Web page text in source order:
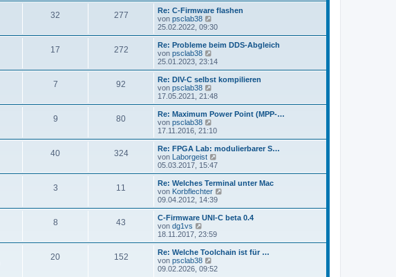
g
r
B
e
i
t
r
a
g
s
r
B
t
r
32 277
Re: C-Firmware flashen
von psclab38
e
u
e
t
r
B
e
i
r
g
25.02.2022, 09:30
17 272
Re: Probleme beim DDS-Abgleich
von psclab38
e
u
e
t
r
B
e
i
r
a
g
25.01.2023, 23:14
7 92
Re: DIV-C selbst kompilieren
von psclab38
e
u
e
t
B
e
i
r
a
g
17.05.2021, 21:48
9 80
Re: Maximum Power Point (MPP-…
von psclab38
e
u
e
s
t
B
e
i
r
g
17.11.2016, 21:10
40 324
Re: FPGA Lab: modulierbarer S…
von Laborgeist
e
u
e
s
t
r
B
r
g
05.03.2017, 15:47
3 11
Re: Welches Terminal unter Mac
von Korbflechter
u
e
B
09.04.2012, 14:39
8 43
C-Firmware UNI-C beta 0.4
von dg1vs
e
u
e
s
t
18.11.2017, 23:59
20 152
Re: Welche Toolchain ist für …
von psclab38
e
09.02.2026, 09:52